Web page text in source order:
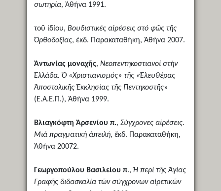
σωτηρία, Ἀθήνα 1991.
τοῦ ἰδίου, Βουδιστικές αἱρέσεις στό φῶς τῆς
Ὀρθοδοξίας, ἐκδ. Παρακαταθήκη, Ἀθήνα 2007.
Ἀντωνίας μοναχῆς, Νεοπεντηκοστιανοί στήν
Ἑλλάδα. Ὁ «Χριστιανισμός» τῆς «Ἐλευθέρας
Ἀποστολικῆς Ἐκκλησίας τῆς Πεντηκοστῆς»
(Ε.Α.Ε.Π.), Ἀθήνα 1999.
Βλιαγκόφτη Ἀρσενίου π., Σύγχρονες αἱρέσεις.
Μιά πραγματική ἀπειλή, ἔκδ. Παρακαταθήκη,
Ἀθήνα 20072.
Γεωργοπούλου Βασιλείου π., Ἡ περί τῆς Ἁγίας
Γραφῆς διδασκαλία τῶν σύγχρονων αἱρετικῶν